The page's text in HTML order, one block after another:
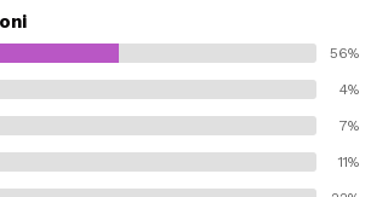
56%
4%
7%
11%